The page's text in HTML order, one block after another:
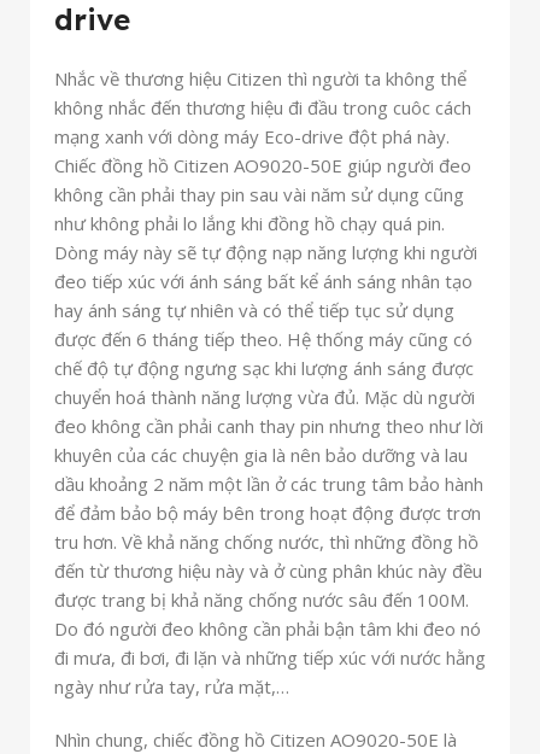
drive
Nhắc về thương hiệu Citizen thì người ta không thể
không nhắc đến thương hiệu đi đầu trong cuôc cách
mạng xanh với dòng máy Eco-drive đột phá này.
Chiếc đồng hồ Citizen AO9020-50E giúp người đeo
không cần phải thay pin sau vài năm sử dụng cũng
như không phải lo lắng khi đồng hồ chạy quá pin.
Dòng máy này sẽ tự động nạp năng lượng khi người
đeo tiếp xúc với ánh sáng bất kể ánh sáng nhân tạo
hay ánh sáng tự nhiên và có thể tiếp tục sử dụng
được đến 6 tháng tiếp theo. Hệ thống máy cũng có
chế độ tự động ngưng sạc khi lượng ánh sáng được
chuyển hoá thành năng lượng vừa đủ. Mặc dù người
đeo không cần phải canh thay pin nhưng theo như lời
khuyên của các chuyện gia là nên bảo dưỡng và lau
dầu khoảng 2 năm một lần ở các trung tâm bảo hành
để đảm bảo bộ máy bên trong hoạt động được trơn
tru hơn. Về khả năng chống nước, thì những đồng hồ
đến từ thương hiệu này và ở cùng phân khúc này đều
được trang bị khả năng chống nước sâu đến 100M.
Do đó người đeo không cần phải bận tâm khi đeo nó
đi mưa, đi bơi, đi lặn và những tiếp xúc với nước hằng
ngày như rửa tay, rửa mặt,…
Nhìn chung, chiếc đồng hồ Citizen AO9020-50E là